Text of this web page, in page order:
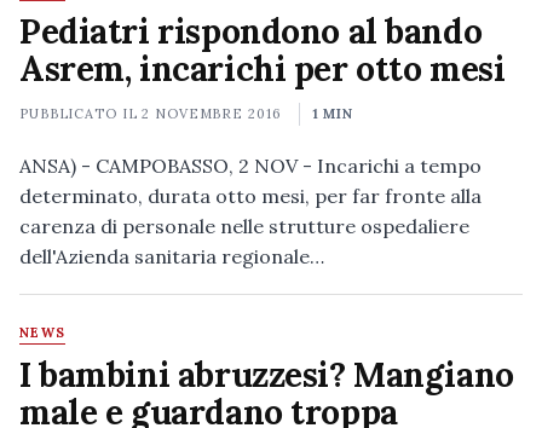
Pediatri rispondono al bando
Asrem, incarichi per otto mesi
PUBBLICATO IL2 NOVEMBRE 2016 1 MIN
ANSA) - CAMPOBASSO, 2 NOV - Incarichi a tempo
determinato, durata otto mesi, per far fronte alla
carenza di personale nelle strutture ospedaliere
dell'Azienda sanitaria regionale…
NEWS
I bambini abruzzesi? Mangiano
male e guardano troppa